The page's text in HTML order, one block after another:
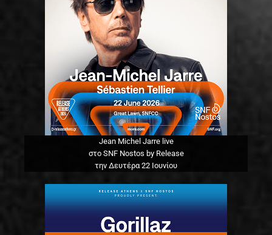
Jean Michel Jarre live
στο SNF Nostos by Release
την Δευτέρα 22 Ιουνίου